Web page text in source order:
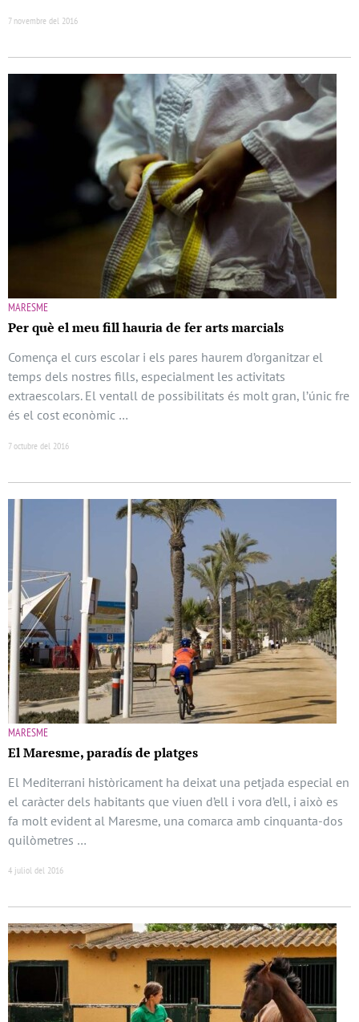
7 novembre del 2016
MARESME
Per què el meu fill hauria de fer arts marcials
Comença el curs escolar i els pares haurem d’organitzar el
temps dels nostres fills, especialment les activitats
extraescolars. El ventall de possibilitats és molt gran, l’únic fre
és el cost econòmic …
7 octubre del 2016
MARESME
El Maresme, paradís de platges
El Mediterrani històricament ha deixat una petjada especial en
el caràcter dels habitants que viuen d’ell i vora d’ell, i això es
fa molt evident al Maresme, una comarca amb cinquanta-dos
quilòmetres …
4 juliol del 2016